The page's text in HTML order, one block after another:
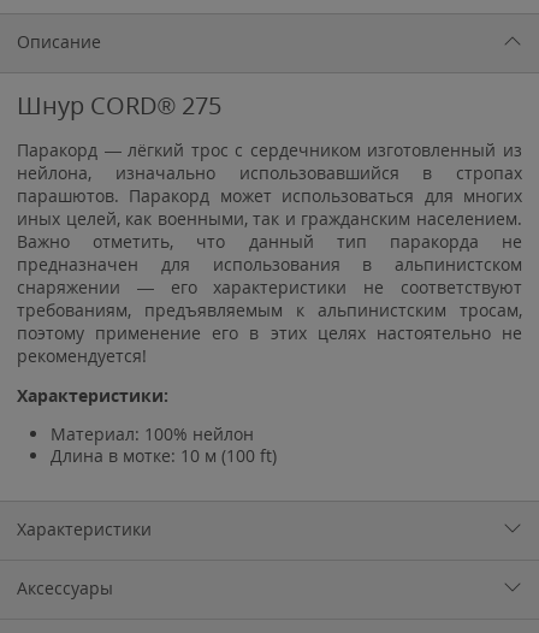
Описание
Шнур CORD® 275
Паракорд — лёгкий трос с сердечником изготовленный из
нейлона, изначально использовавшийся в стропах
парашютов. Паракорд может использоваться для многих
иных целей, как военными, так и гражданским населением.
Важно отметить, что данный тип паракорда не
предназначен для использования в альпинистском
снаряжении — его характеристики не соответствуют
требованиям, предъявляемым к альпинистским тросам,
поэтому применение его в этих целях настоятельно не
рекомендуется!
Характеристики:
Материал: 100% нейлон
Длина в мотке: 10 м (100 ft)
Характеристики
Аксессуары